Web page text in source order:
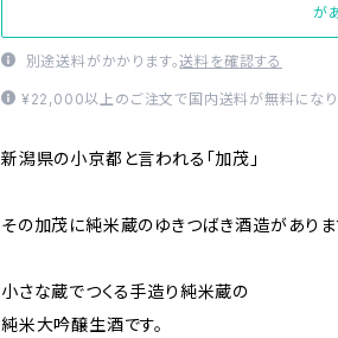
が
別途送料がかかります。送料を確認する
¥22,000以上のご注文で国内送料が無料になり
新潟県の小京都と言われる「加茂」
その加茂に純米蔵のゆきつばき酒造がありま
小さな蔵でつくる手造り純米蔵の
純米大吟醸生酒です。